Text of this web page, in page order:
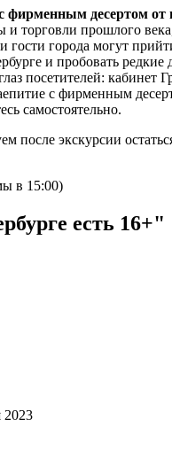
фирменным десертом
торговли прошлого
города могут
и пробовать
посетителей:
с фирменным
самостоятельно.
экскурсии
в 15:00)
есть 16+"
2023